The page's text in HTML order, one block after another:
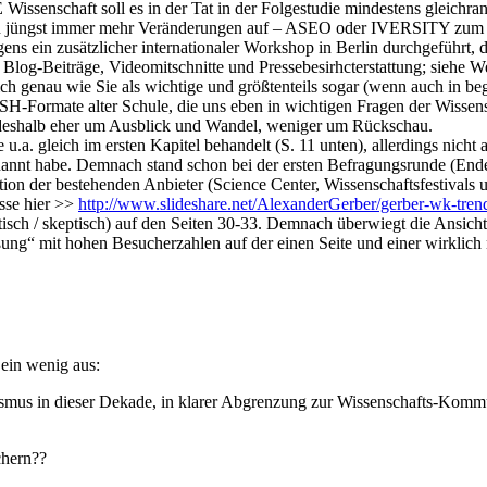
soll es in der Tat in der Folgestudie mindestens
immer mehr Veränderungen auf – ASEO oder IVERSITY
ein zusätzlicher internationaler Workshop in Berlin
Beiträge, Videomitschnitte und Pressebesirhcterstattung; siehe
genau wie Sie als wichtige und größtenteils sogar (wenn auch in
Formate alter Schule, die uns eben in wichtigen Fragen der
eher um Ausblick und Wandel, weniger um Rückschau.
gleich im ersten Kapitel behandelt (S. 11 unten), allerdings
habe. Demnach stand schon bei der ersten Befragungsrunde
der bestehenden Anbieter (Science Center,
hier >> http://www.slideshare.net/AlexanderGerber/gerber-wk-
/ skeptisch) auf den Seiten 30-33. Demnach überwiegt die
mit hohen Besucherzahlen auf der einen Seite und einer
wenig aus:
in dieser Dekade, in klarer Abgrenzung zur Wissenschafts-